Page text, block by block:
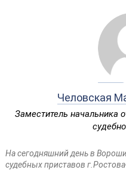
Человская
Заместитель начальника
На сегодняшний день в
судебных приставов